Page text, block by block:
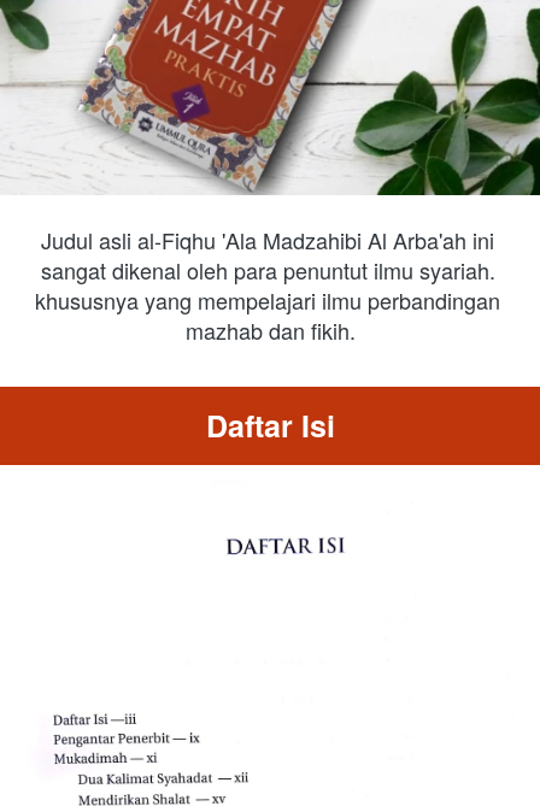
Judul asli al-Fiqhu 'Ala Madzahibi Al Arba'ah ini
sangat dikenal oleh para penuntut ilmu syariah.
khususnya yang mempelajari ilmu perbandingan
mazhab dan fikih.
Daftar Isi